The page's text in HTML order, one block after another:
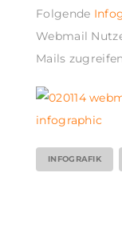
Folgende
Webmail
Mails
INFOGRAFIK